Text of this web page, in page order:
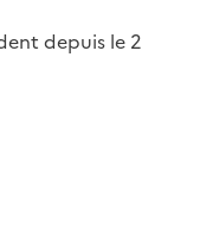
depuis le 2